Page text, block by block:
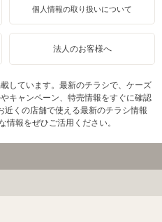
個人情報の取り扱いについて
法人のお客様へ
しています。最新のチラシで、ケーズ
キャンペーン、特売情報をすぐに確認
くの店舗で使える最新のチラシ情報
情報をぜひご活用ください。